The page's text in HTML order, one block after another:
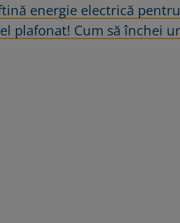
energie electrică pentru
plafonat! Cum să închei